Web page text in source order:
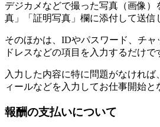
デジカメなどで撮った写真（画像）
真」「証明写真」欄に添付して送信
そのほかは、IDやパスワード、チャ
ドレスなどの項目を入力するだけで
入力した内容に特に問題がなければ
ィールなどを入力してお仕事開始と
報酬の支払いについて